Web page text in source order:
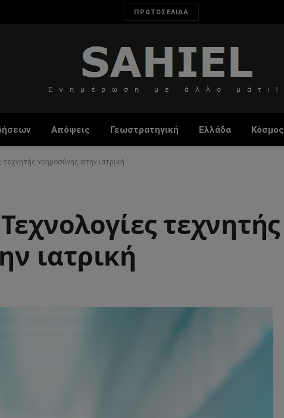
ΠΡΩΤΟΣΕΛΙΔΑ
Απόψεις Γεωστρατηγική Ελλάδα Κόσμος
τεχνητής νοημοσύνης στην ιατρική
τεχνητής
ιατρική